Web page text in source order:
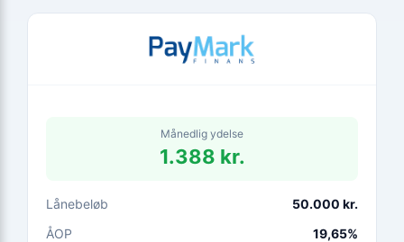
Månedlig ydelse
1.388 kr.
Lånebeløb
50.000 kr.
ÅOP
19,65%